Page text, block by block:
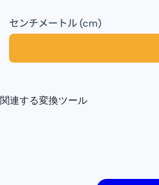
センチメートル (cm)
関連する変換ツール